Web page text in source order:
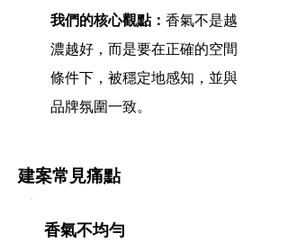
我們的核心觀點： 香氣不是越
濃越好，而是要在正確的空間
條件下，被穩定地感知，並與
品牌氛圍一致。
建案常見痛點
香氣不均勻